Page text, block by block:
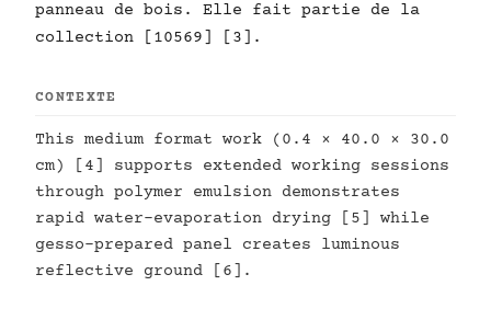
panneau de bois. Elle fait partie de la
collection [10569] [3].
CONTEXTE
This medium format work (0.4 × 40.0 × 30.0
cm) [4] supports extended working sessions
through polymer emulsion demonstrates
rapid water-evaporation drying [5] while
gesso-prepared panel creates luminous
reflective ground [6].